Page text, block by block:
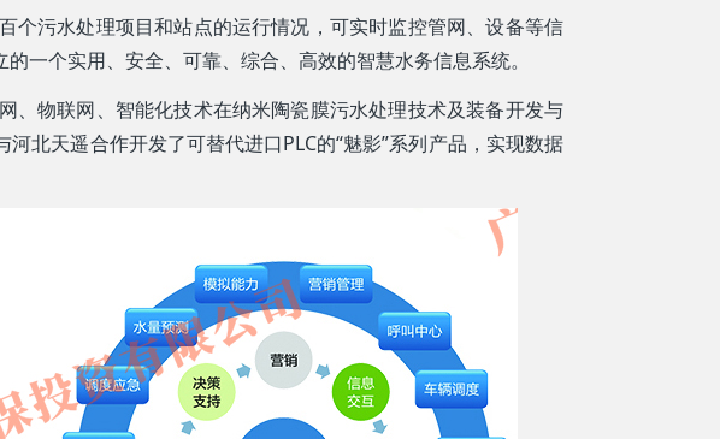
个污水处理项目和站点的运行情况，可实时监控管网、设备等信
一个实用、安全、可靠、综合、高效的智慧水务信息系统。
、物联网、智能化技术在纳米陶瓷膜污水处理技术及装备开发与
北天遥合作开发了可替代进口PLC的“魅影”系列产品，实现数据